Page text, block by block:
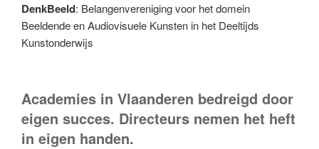
DenkBeeld: Belangenvereniging voor het domein
Beeldende en Audiovisuele Kunsten in het Deeltijds
Kunstonderwijs
Academies in Vlaanderen bedreigd door
eigen succes. Directeurs nemen het heft
in eigen handen.